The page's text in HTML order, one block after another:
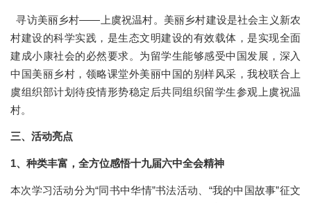
寻访美丽乡村——上虞祝温村。美丽乡村建设是社会主义新农
村建设的科学实践，是生态文明建设的有效载体，是实现全面
建成小康社会的必然要求。为留学生能够感受中国发展，深入
中国美丽乡村，领略课堂外美丽中国的别样风采，我校联合上
虞组织部计划待疫情形势稳定后共同组织留学生参观上虞祝温
村。
三、活动亮点
1、种类丰富，全方位感悟十九届六中全会精神
本次学习活动分为“同书中华情”书法活动、“我的中国故事”征文